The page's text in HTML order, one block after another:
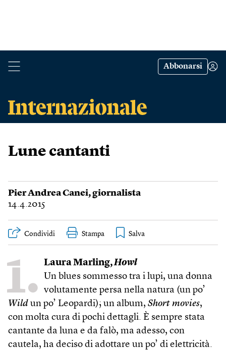
Abbonarsi
Lune cantanti
Pier Andrea Canei, giornalista
14.4.2015
Condividi Stampa
1. Laura Marling,Howl
Un blues sommesso tra i lupi, una donna
volutamente persa nella natura (un po’
Wild un po’ Leopardi); un album, Short movies,
con molta cura di pochi dettagli. È sempre stata
cantante da luna e da falò, ma adesso, con
cautela, ha deciso di adottare un po’ di elettricità.